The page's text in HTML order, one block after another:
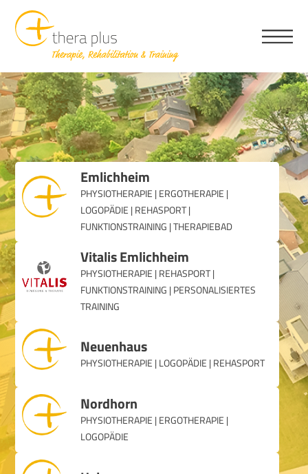
Emlichheim
PHYSIOTHERAPIE | ERGOTHERAPIE |
LOGOPÄDIE | REHASPORT |
FUNKTIONSTRAINING | THERAPIEBAD
Vitalis Emlichheim
PHYSIOTHERAPIE | REHASPORT |
FUNKTIONSTRAINING | PERSONALISIERTES
TRAINING
Neuenhaus
PHYSIOTHERAPIE | LOGOPÄDIE | REHASPORT
Nordhorn
PHYSIOTHERAPIE | ERGOTHERAPIE |
LOGOPÄDIE